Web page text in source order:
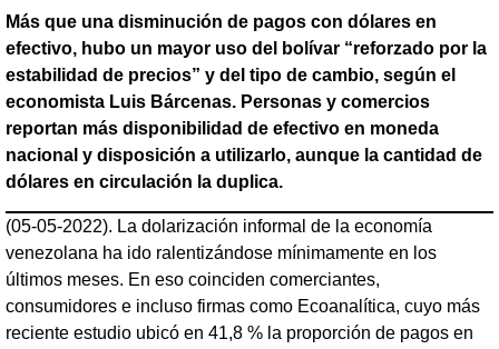
Más que una disminución de pagos con dólares en
efectivo, hubo un mayor uso del bolívar “reforzado por la
estabilidad de precios” y del tipo de cambio, según el
economista Luis Bárcenas. Personas y comercios
reportan más disponibilidad de efectivo en moneda
nacional y disposición a utilizarlo, aunque la cantidad de
dólares en circulación la duplica.
(05-05-2022). La dolarización informal de la economía
venezolana ha ido ralentizándose mínimamente en los
últimos meses. En eso coinciden comerciantes,
consumidores e incluso firmas como Ecoanalítica, cuyo más
reciente estudio ubicó en 41,8 % la proporción de pagos en